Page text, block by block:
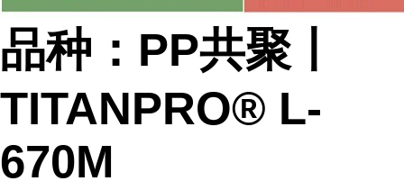
品种：PP共聚丨
TITANPRO® L-
670M